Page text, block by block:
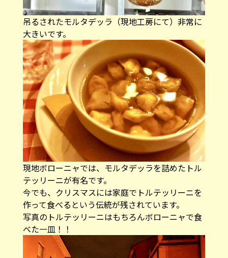
吊るされたモルタデッラ（現地工房にて）非常に
大きいです。
現地ボローニャでは、モルタデッラを詰めたトル
テッリーニが有名です。
今でも、クリスマスには家庭でトルテッリーニを
作って食べるという伝統が残されています。
写真のトルテッリーニはもちろんボローニャで食
べた一皿！！